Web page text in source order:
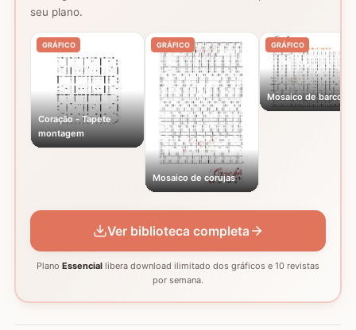
seu plano.
GRÁFICO
Coração - Tapete
montagem
GRÁFICO
Mosaico de corujas
GRÁFICO
Mosaico de barcos
Ver biblioteca completa
Plano Essencial libera download ilimitado dos gráficos e 10 revistas
por semana.